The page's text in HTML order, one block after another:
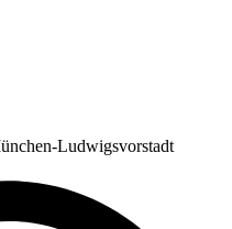
Ludwigsvorstadt